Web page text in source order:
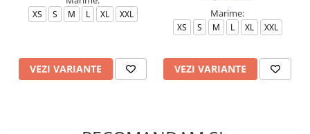
XS S M L XL XXL
VEZI VARIANTE
Marime:
XS S M L XL XXL
VEZI VARIANTE